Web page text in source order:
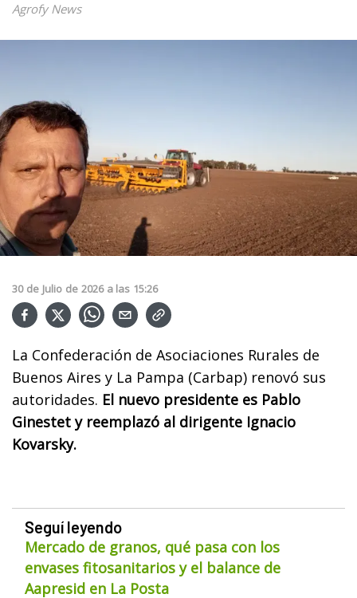
Agrofy News
30 de Julio de 2026 a las 15:26
La Confederación de Asociaciones Rurales de
Buenos Aires y La Pampa (Carbap) renovó sus
autoridades. El nuevo presidente es Pablo
Ginestet y reemplazó al dirigente Ignacio
Kovarsky.
Seguí leyendo
Mercado de granos, qué pasa con los
envases fitosanitarios y el balance de
Aapresid en La Posta